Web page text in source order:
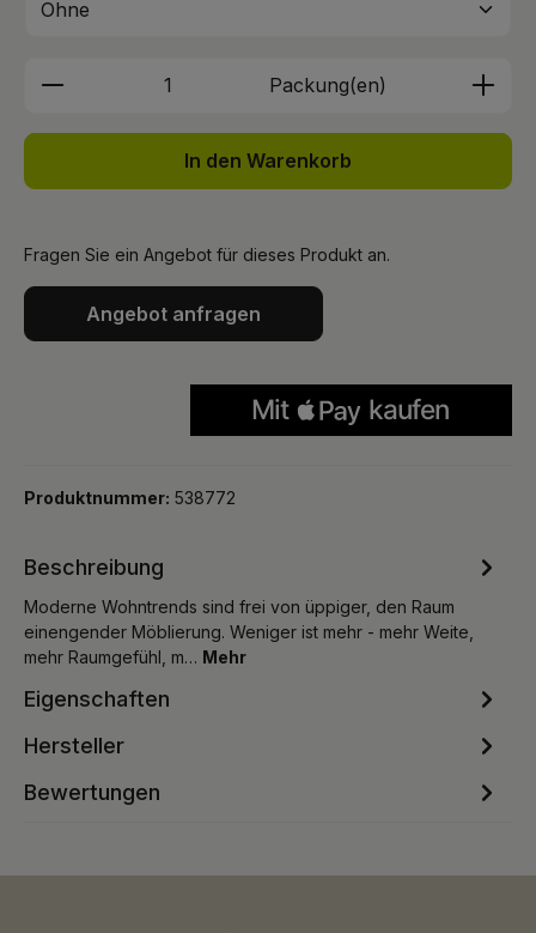
Produkt Anzahl: Gib den
Packung(en)
In den Warenkorb
Fragen Sie ein Angebot für dieses Produkt an.
Angebot anfragen
Produktnummer: 538772
Beschreibung
Moderne Wohntrends sind frei von üppiger, den Raum
einengender Möblierung. Weniger ist mehr - mehr Weite,
mehr Raumgefühl, m… Mehr
Eigenschaften
Hersteller
Bewertungen